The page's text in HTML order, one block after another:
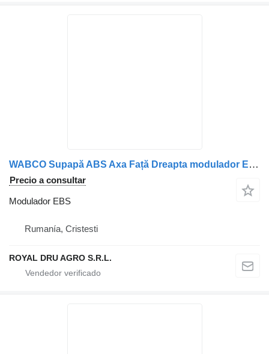
WABCO Supapă ABS Axa Față Dreapta modulador EBS para DAF WABCO A0044296544 81524526019 1304635 1505210 0044298744 9959212 21893128 1934974 81524526038 81524526038 81524525019 camión
Precio a consultar
Modulador EBS
Rumanía, Cristesti
ROYAL DRU AGRO S.R.L.